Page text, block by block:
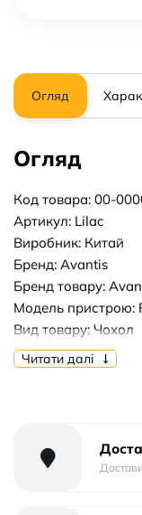
Огляд
Огляд
Код товара: 00-
Артикул: Lilac
Виробник: Китай
Бренд: Avantis
Бренд товару:
Модель пристрою:
Вид товару: Чохол
Форм-фактор:
Тип матеріалу:
Читати далі